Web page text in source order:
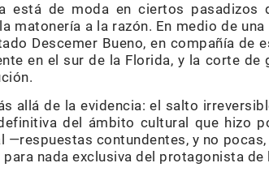
está de moda en ciertos
matonería a la razón. En medio de
Descemer Bueno, en compañía de
en el sur de la Florida, y la corte
allá de la evidencia: el salto
del ámbito cultural que hizo
—respuestas contundentes, y no
para nada exclusiva del protagonista de